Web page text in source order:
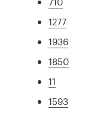
1277
1936
1850
11
1593